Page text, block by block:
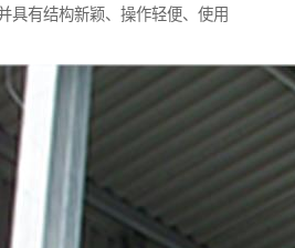
具有结构新颖、操作轻便、使用